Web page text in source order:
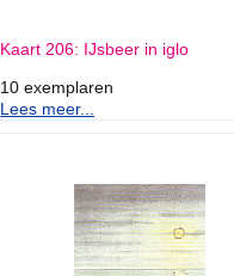
Kaart 206: IJsbeer in iglo
10 exemplaren
Lees meer...